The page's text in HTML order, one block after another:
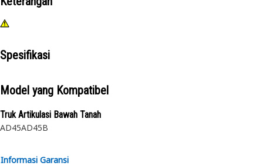
Spesifikasi
Model yang Kompatibel
Truk Artikulasi Bawah Tanah
AD45AD45B
Informasi Garansi